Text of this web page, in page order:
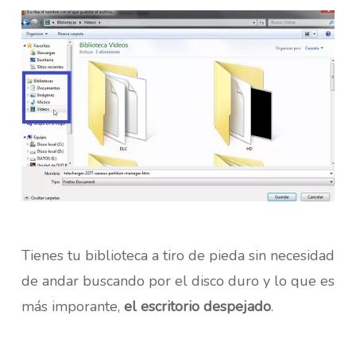
Tienes tu biblioteca a tiro de pieda sin necesidad
de andar buscando por el disco duro y lo que es
más imporante, el escritorio despejado.